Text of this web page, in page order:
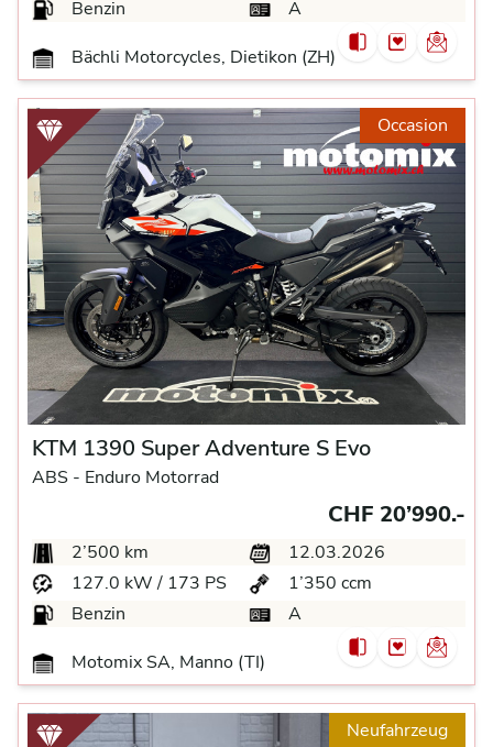
Benzin
A
Bächli Motorcycles, Dietikon (ZH)
Occasion
KTM 1390 Super Adventure S Evo
ABS - Enduro Motorrad
CHF 20’990.-
2’500 km
12.03.2026
127.0 kW / 173 PS
1’350 ccm
Benzin
A
Motomix SA, Manno (TI)
Neufahrzeug